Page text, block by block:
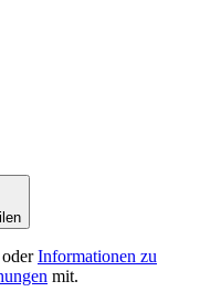
oderInformationen zu
mit.